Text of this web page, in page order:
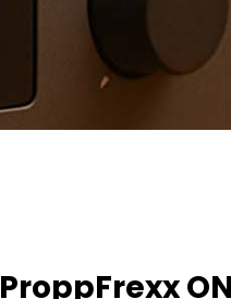
ProppFrexx